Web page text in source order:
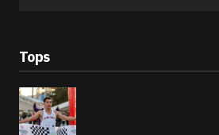
Tops